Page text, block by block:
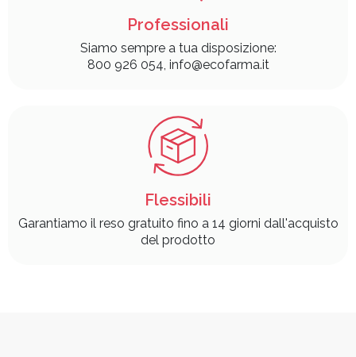
Professionali
Siamo sempre a tua disposizione:
800 926 054, info@ecofarma.it
Flessibili
Garantiamo il reso gratuito fino a 14 giorni dall'acquisto
del prodotto